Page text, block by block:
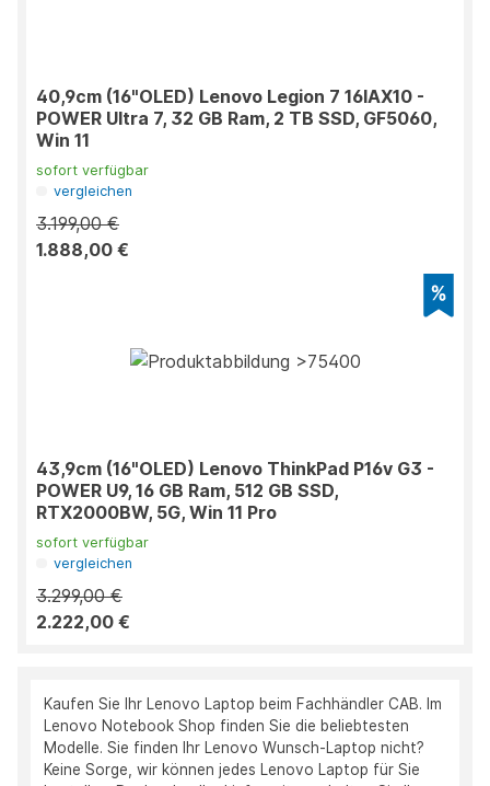
40,9cm (16"OLED) Lenovo Legion 7 16IAX10 -
POWER Ultra 7, 32 GB Ram, 2 TB SSD, GF5060,
Win 11
sofort verfügbar
vergleichen
3.199,00 €
1.888,00 €
43,9cm (16"OLED) Lenovo ThinkPad P16v G3 -
POWER U9, 16 GB Ram, 512 GB SSD,
RTX2000BW, 5G, Win 11 Pro
sofort verfügbar
vergleichen
3.299,00 €
2.222,00 €
Kaufen Sie Ihr Lenovo Laptop beim Fachhändler CAB. Im
Lenovo Notebook Shop finden Sie die beliebtesten
Modelle. Sie finden Ihr Lenovo Wunsch-Laptop nicht?
Keine Sorge, wir können jedes Lenovo Laptop für Sie